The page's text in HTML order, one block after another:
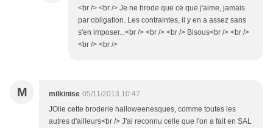
<br /> <br /> Je ne brode que ce que j'aime, jamais
par obligation. Les contraintes, il y en a assez sans
s'en imposer...<br /> <br /> <br /> Bisous<br /> <br />
<br /> <br />
M milkinise 05/11/2013 10:47
JOlie cette broderie halloweenesques, comme toutes les
autres d'ailleurs<br /> J'ai reconnu celle que l'on a fait en SAL